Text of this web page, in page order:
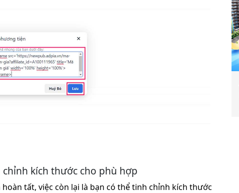
kích thước cho phù hợp
tất, việc còn lại là bạn có thể tinh chỉnh kích thước